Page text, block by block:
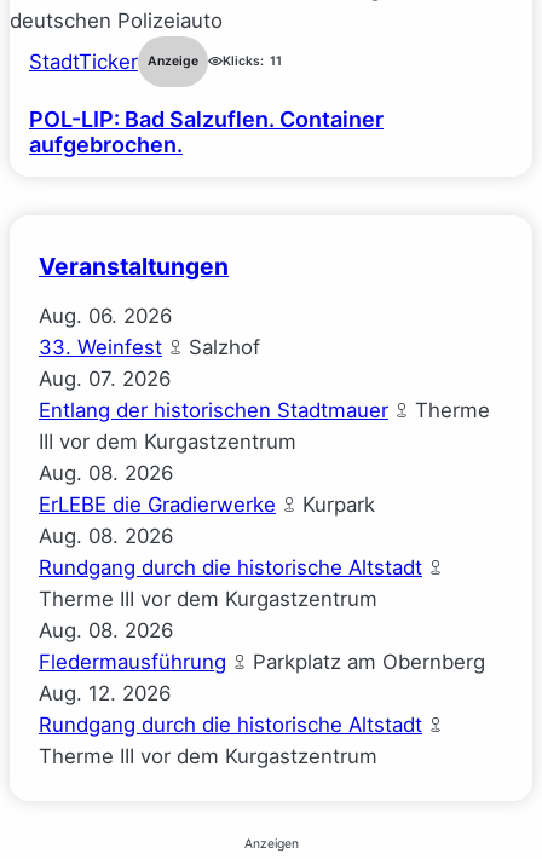
StadtTicker Anzeige Klicks: 11
POL-LIP: Bad Salzuflen. Container
aufgebrochen.
Veranstaltungen
Aug. 06. 2026
33. Weinfest
Salzhof
Aug. 07. 2026
Entlang der historischen Stadtmauer
Therme
III vor dem Kurgastzentrum
Aug. 08. 2026
ErLEBE die Gradierwerke
Kurpark
Aug. 08. 2026
Rundgang durch die historische Altstadt
Therme III vor dem Kurgastzentrum
Aug. 08. 2026
Fledermausführung
Parkplatz am Obernberg
Aug. 12. 2026
Rundgang durch die historische Altstadt
Therme III vor dem Kurgastzentrum
Anzeigen